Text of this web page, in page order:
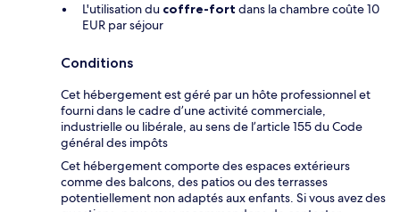
L'utilisation du coffre-fort dans la chambre coûte 10
EUR par séjour
Conditions
Cet hébergement est géré par un hôte professionnel et
fourni dans le cadre d’une activité commerciale,
industrielle ou libérale, au sens de l’article 155 du Code
général des impôts
Cet hébergement comporte des espaces extérieurs
comme des balcons, des patios ou des terrasses
potentiellement non adaptés aux enfants. Si vous avez des